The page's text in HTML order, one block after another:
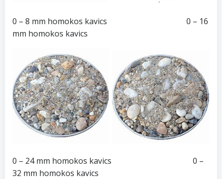
0 – 8 mm homokos kavics 0 – 16
mm homokos kavics
0 – 24 mm homokos kavics 0 –
32 mm homokos kavics